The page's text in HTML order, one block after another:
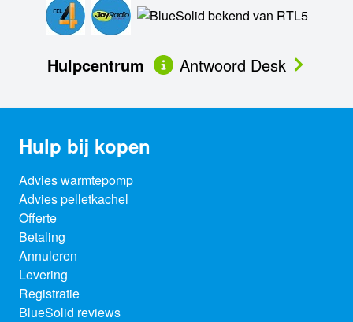
Hulpcentrum Antwoord Desk
Hulp bij kopen
Advies warmtepomp
Advies pelletkachel
Offerte
Betaling
Annuleren
Levering
Registratie
BlueSolid reviews